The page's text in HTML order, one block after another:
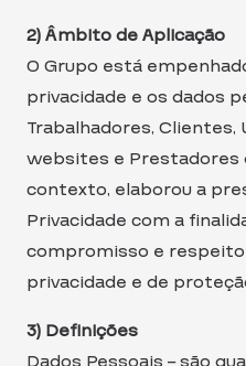
2) Âmbito de Aplicação
O Grupo está
privacidade e os dados
Trabalhadores, Clientes,
websites e Prestadores
contexto, elaborou a
Privacidade com a
compromisso e
privacidade e de
3) Definições